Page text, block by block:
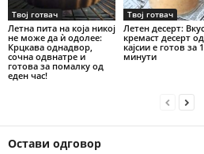
Твој готвач
Летна пита на која никој
не може да ѝ одолее:
Крцкава однадвор,
сочна одвнатре и
готова за помалку од
еден час!
Твој готвач
Летен десерт:
кремаст десерт од
кајсии е готов за
минути
Остави одговор